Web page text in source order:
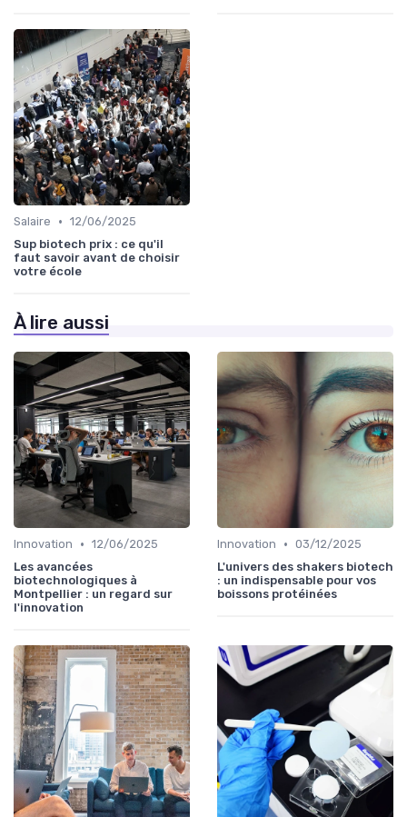
Salaire • 12/06/2025
Sup biotech prix : ce qu'il
faut savoir avant de choisir
votre école
À lire aussi
Innovation • 12/06/2025
Les avancées
biotechnologiques à
Montpellier : un regard sur
l'innovation
Innovation • 03/12/2025
L'univers des shakers biotech
: un indispensable pour vos
boissons protéinées